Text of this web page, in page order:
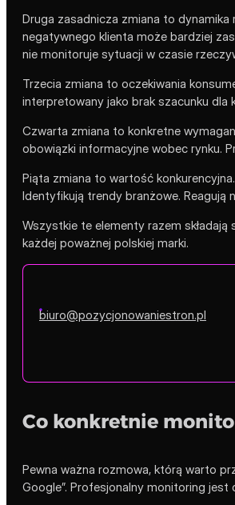
Druga zasadnicza zmiana to
negatywnego klienta może bardziej
nie monitoruje sytuacji w czasie
Trzecia zmiana to oczekiwania
interpretowany jako brak szacunku dla
Czwarta zmiana to konkretne
obowiązki informacyjne wobec rynku.
Piąta zmiana to wartość
Identyfikują trendy branżowe. Reagują
Wszystkie te elementy razem
każdej poważnej polskiej marki.
biuro@pozycjonowaniestron.pl
Co konkretnie
Pewna ważna rozmowa, którą warto
Google”. Profesjonalny monitoring jest